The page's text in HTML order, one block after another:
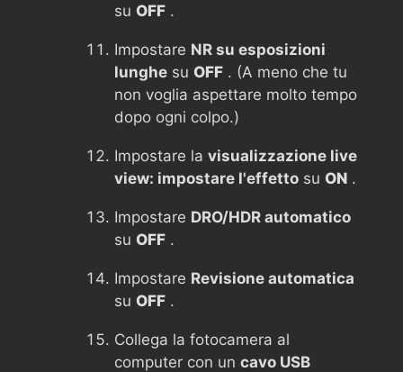
su OFF .
Impostare NR su esposizioni
lunghe su OFF . (A meno che tu
non voglia aspettare molto tempo
dopo ogni colpo.)
Impostare la visualizzazione live
view: impostare l'effetto su ON .
Impostare DRO/HDR automatico
su OFF .
Impostare Revisione automatica
su OFF .
Collega la fotocamera al
computer con un cavo USB